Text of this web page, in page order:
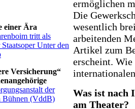
einer Ära
tritt als
Unter den
Versicherung“
der
Bühnen (VddB)
ermöglichen
Die
wesentlich
arbeitenden
Artikel zum
erscheint. Wie
Was ist nach
am Theater?